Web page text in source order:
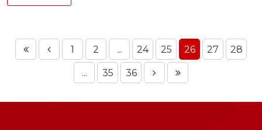
1 2 ... 24 25 26 27 28
... 35 36